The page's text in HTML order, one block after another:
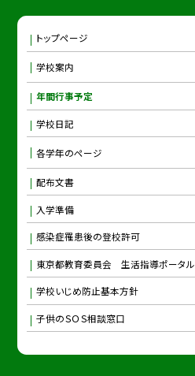
トップページ
学校案内
年間行事予定
学校日記
各学年のページ
配布文書
入学準備
感染症罹患後の登校許可
東京都教育委員会 生活指導ポータル
学校いじめ防止基本方針
子供のＳＯＳ相談窓口